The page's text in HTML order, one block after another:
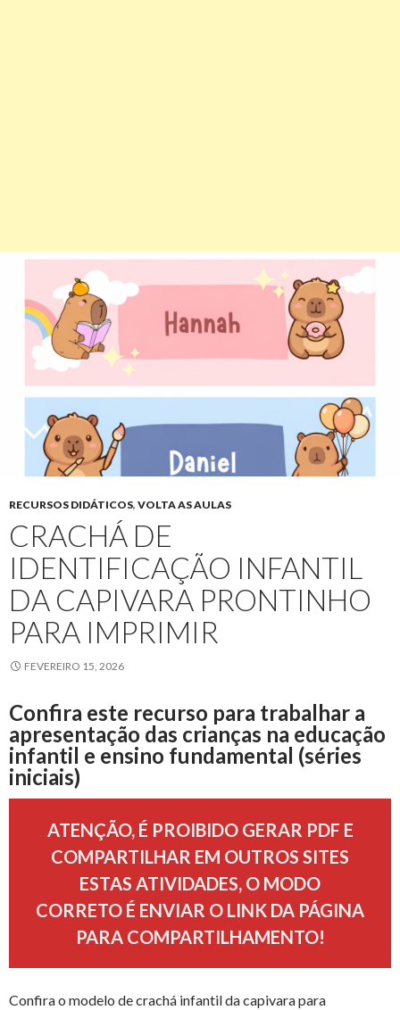
RECURSOS DIDÁTICOS, VOLTA AS AULAS
CRACHÁ DE
IDENTIFICAÇÃO INFANTIL
DA CAPIVARA PRONTINHO
PARA IMPRIMIR
FEVEREIRO 15, 2026
Confira este recurso para trabalhar a
apresentação das crianças na educação
infantil e ensino fundamental (séries
iniciais)
ATENÇÃO, É PROIBIDO GERAR PDF E
COMPARTILHAR EM OUTROS SITES
ESTAS ATIVIDADES, O MODO
CORRETO É ENVIAR O LINK DA PÁGINA
PARA COMPARTILHAMENTO!
Confira o modelo de crachá infantil da capivara para